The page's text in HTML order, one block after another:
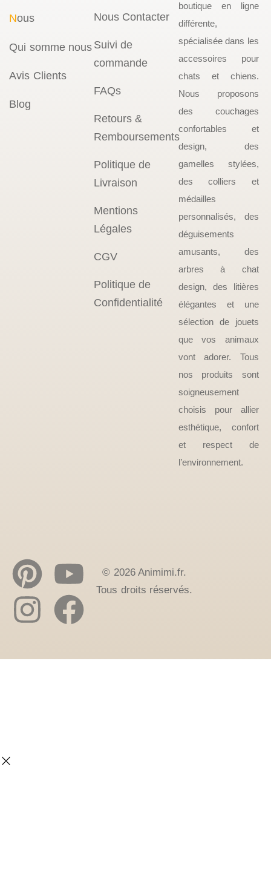
Nous
Qui somme nous
Avis Clients
Blog
Nous Contacter
Suivi de
commande
FAQs
Retours &
Remboursements
Politique de
Livraison
Mentions
Légales
CGV
Politique de
Confidentialité
boutique en ligne
différente,
spécialisée dans les
accessoires pour
chats et chiens.
Nous proposons
des couchages
confortables et
design, des
gamelles stylées,
des colliers et
médailles
personnalisés, des
déguisements
amusants, des
arbres à chat
design, des litières
élégantes et une
sélection de jouets
que vos animaux
vont adorer. Tous
nos produits sont
soigneusement
choisis pour allier
esthétique, confort
et respect de
l’environnement.
© 2026 Animimi.fr.
Tous droits réservés.